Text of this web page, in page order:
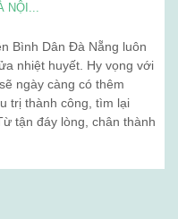
NỘI...
Bình Dân Đà Nẵng luôn
nhiệt huyết. Hy vọng với
ngày càng có thêm
trị thành công, tìm lại
tận đáy lòng, chân thành